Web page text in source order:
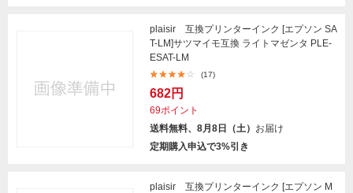
plaisir 互換プリンターインク [エプソン SA
T-LM]サツマイモ互換 ライトマゼンタ PLE-
ESAT-LM
(17)
682円
69ポイント
送料無料、8月8日（土） お届け
定期購入申込で3%引き
plaisir 互換プリンターインク [エプソン M